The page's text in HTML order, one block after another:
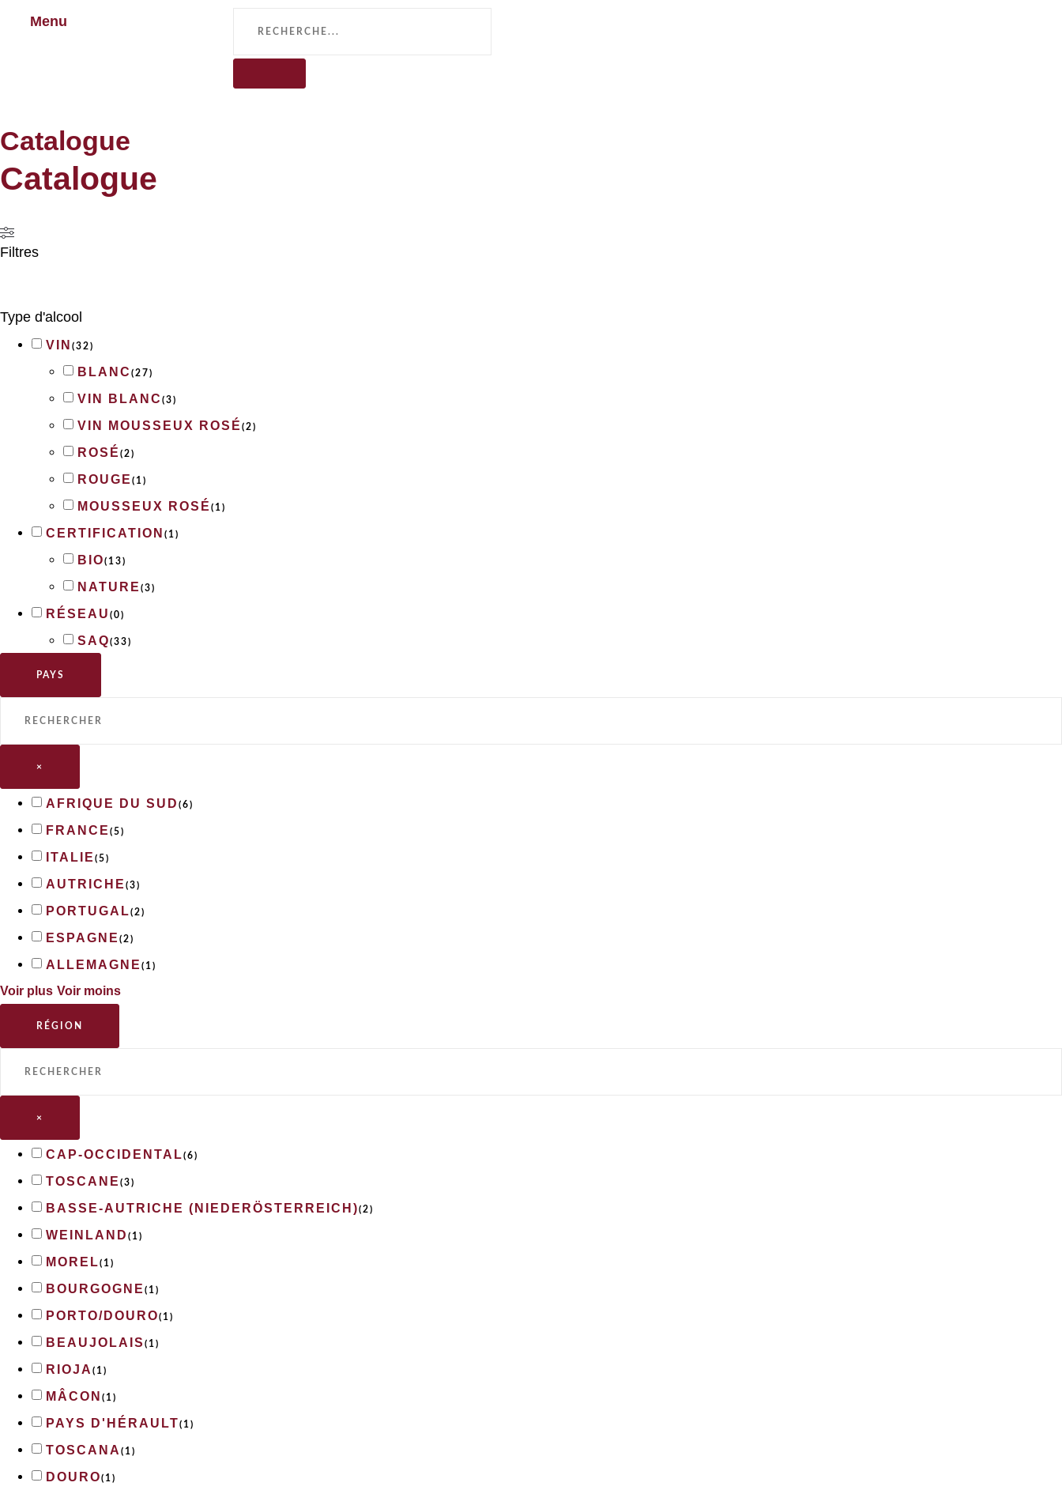
Menu
Catalogue
Catalogue
Filtres
Type d'alcool
VIN (32)
BLANC (27)
VIN BLANC (3)
VIN MOUSSEUX ROSÉ (2)
ROSÉ (2)
ROUGE ( 1 )
MOUSSEUX ROSÉ ( 1 )
CERTIFICATION ( 1 )
BIO( 13)
NATURE (3)
RÉSEAU (0)
SAQ(33)
PAYS
×
AFRIQUE DU SUD (6)
FRANCE (5)
ITALIE (5)
AUTRICHE (3)
PORTUGAL(2)
ESPAGNE (2)
ALLEMAGNE ( 1 )
Voir plus Voir moins
RÉGION
×
CAP-OCCIDENTAL(6)
TOSCANE (3)
BASSE-AUTRICHE (NIEDERÖSTERREICH)(2)
WEINLAND ( 1 )
MOREL( 1 )
BOURGOGNE ( 1 )
PORTO/DOURO( 1 )
BEAUJOLAIS ( 1 )
RIOJA ( 1 )
MÂCON ( 1 )
PAYS D'HÉRAULT( 1 )
TOSCANA ( 1 )
DOURO( 1 )